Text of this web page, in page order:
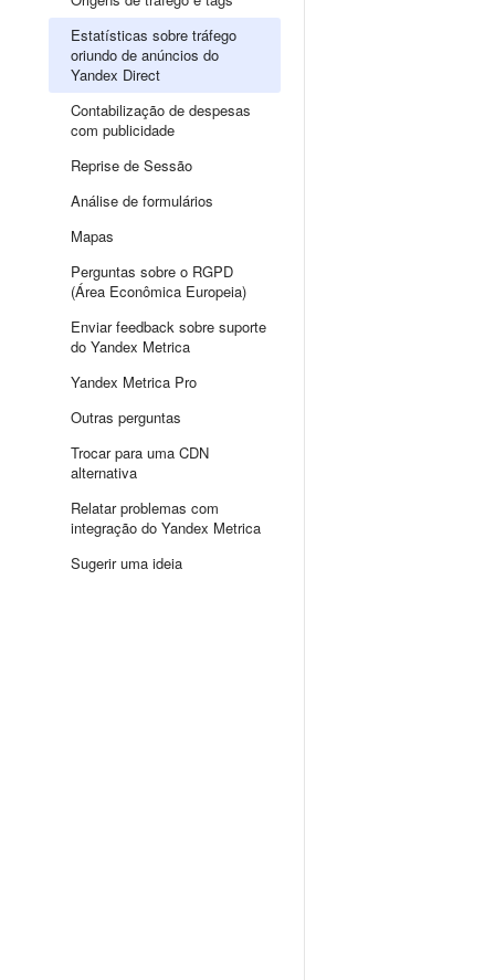
Estatísticas sobre tráfego
oriundo de anúncios do
Yandex Direct
Contabilização de despesas
com publicidade
Reprise de Sessão
Análise de formulários
Mapas
Perguntas sobre o RGPD
(Área Econômica Europeia)
Enviar feedback sobre suporte
do Yandex Metrica
Yandex Metrica Pro
Outras perguntas
Trocar para uma CDN
alternativa
Relatar problemas com
integração do Yandex Metrica
Sugerir uma ideia